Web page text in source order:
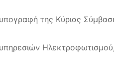
της Κύριας